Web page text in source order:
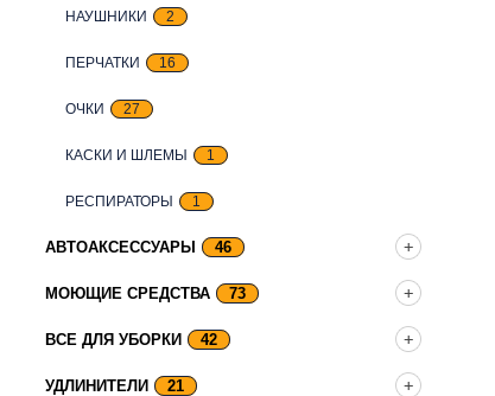
НАУШНИКИ 2
ПЕРЧАТКИ 16
ОЧКИ 27
КАСКИ И ШЛЕМЫ 1
РЕСПИРАТОРЫ 1
АВТОАКСЕССУАРЫ 46
МОЮЩИЕ СРЕДСТВА 73
ВСЕ ДЛЯ УБОРКИ 42
УДЛИНИТЕЛИ 21